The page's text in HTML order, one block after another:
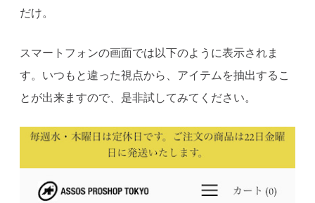
だけ。
スマートフォンの画面では以下のように表示されま
す。いつもと違った視点から、アイテムを抽出するこ
とが出来ますので、是非試してみてください。